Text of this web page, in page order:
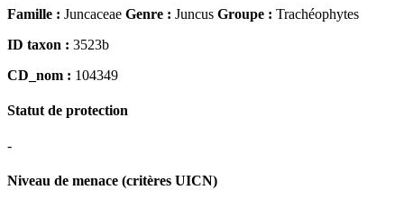
Famille : Juncaceae Genre : Juncus Groupe : Trachéophytes
ID taxon : 3523b
CD_nom : 104349
Statut de protection
-
Niveau de menace (critères UICN)